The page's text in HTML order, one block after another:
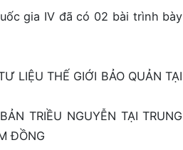
gia IV đã có 02 bài trình bày
LIỆU THẾ GIỚI BẢO QUẢN TẠI
TRIỀU NGUYỄN TẠI TRUNG
ĐỒNG